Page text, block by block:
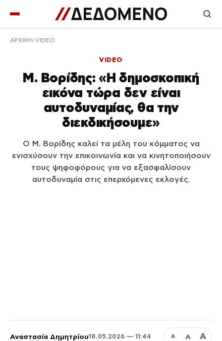
ΑΡΧΙΚΉ VIDEO
VIDEO
Μ. Βορίδης: «Η δημοσκοπική
εικόνα τώρα δεν είναι
αυτοδυναμίας, θα την
διεκδικήσουμε»
Ο Μ. Βορίδης καλεί τα μέλη του κόμματος να
ενισχύσουν την επικοινωνία και να κινητοποιήσουν
τους ψηφοφόρους για να εξασφαλίσουν
αυτοδυναμία στις επερχόμενες εκλογές.
Αναστασία Δημητρίου18.05.2026 — 11:44 Α Α Α